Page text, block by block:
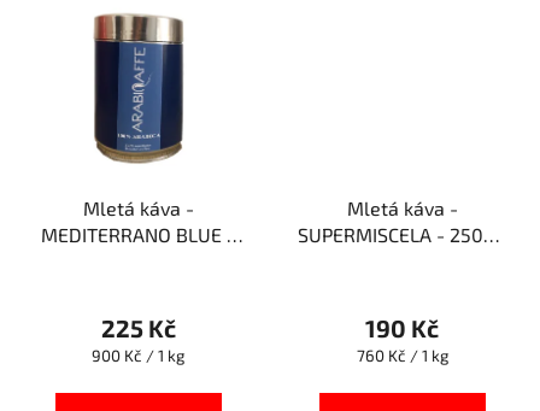
Mletá káva -
MEDITERRANO BLUE -
225 Kč
Měrná
900 Kč / 1 kg
Mletá káva -
SUPERMISCELA - 250g -
190 Kč
Měrná
760 Kč / 1 kg